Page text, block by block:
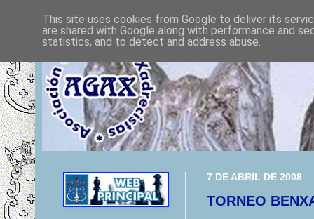
7 DE ABRIL DE 2008
TORNEO
This site uses cookies from Google to deliver its
are shared with Google along with performance and
statistics, and to detect and address abuse.